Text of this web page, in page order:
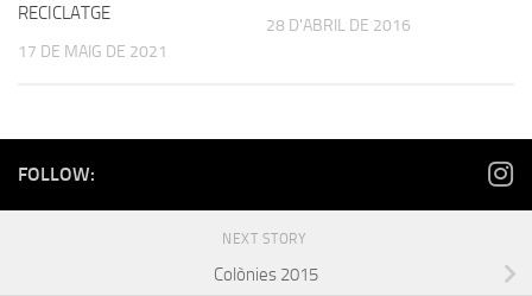
RECICLATGE
17 DE MAIG DE 2021
28 D'ABRIL DE 2016
FOLLOW:
NEXT STORY
Colònies 2015